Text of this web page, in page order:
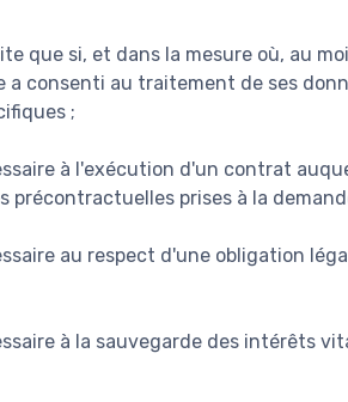
que si, et dans la mesure où, au
a consenti au traitement de ses
;
à l'exécution d'un contrat
précontractuelles prises à la
au respect d'une obligation
à la sauvegarde des intérêts